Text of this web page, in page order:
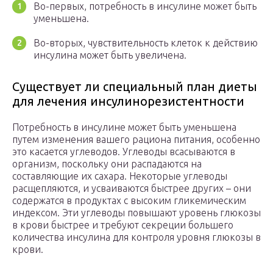
Во-первых, потребность в инсулине может быть
уменьшена.
Во-вторых, чувствительность клеток к действию
инсулина может быть увеличена.
Существует ли специальный план диеты
для лечения инсулинорезистентности
Потребность в инсулине может быть уменьшена
путем изменения вашего рациона питания, особенно
это касается углеводов. Углеводы всасываются в
организм, поскольку они распадаются на
составляющие их сахара. Некоторые углеводы
расщепляются, и усваиваются быстрее других – они
содержатся в продуктах с высоким гликемическим
индексом. Эти углеводы повышают уровень глюкозы
в крови быстрее и требуют секреции большего
количества инсулина для контроля уровня глюкозы в
крови.